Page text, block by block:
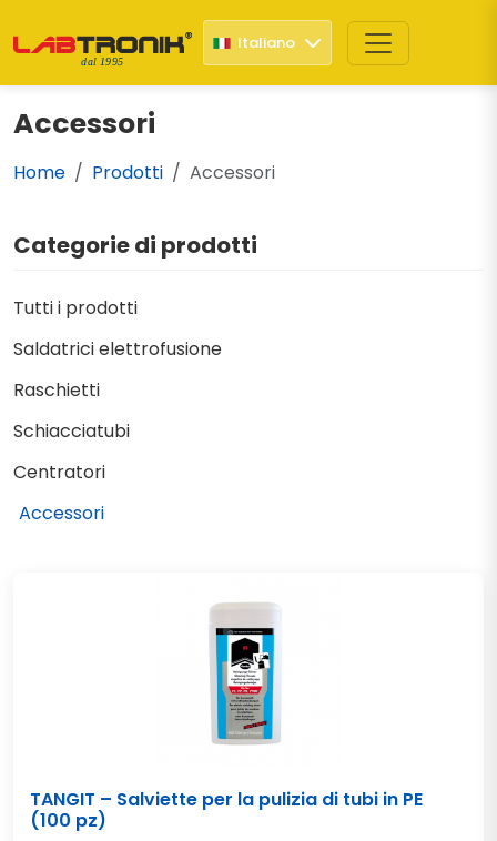
dal 1995
Italiano
Accessori
Home Prodotti Accessori
Categorie di prodotti
Tutti i prodotti
Saldatrici elettrofusione
Raschietti
Schiacciatubi
Centratori
Accessori
TANGIT – Salviette per la pulizia di tubi in PE
(100 pz)